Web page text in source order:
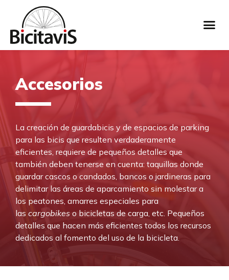
Accesorios
La creación de guardabicis y de espacios de parking
para las bicis que resulten verdaderamente
eficientes, requiere de pequeños detalles que
también deben tenerse en cuenta: taquillas donde
guardar cascos o candados, bancos o jardineras para
delimitar las áreas de aparcamiento sin molestar a
los peatones, amarres especiales para
las cargobikes o bicicletas de carga, etc. Pequeños
detalles que hacen más eficientes todos los recursos
dedicados al fomento del uso de la bicicleta.